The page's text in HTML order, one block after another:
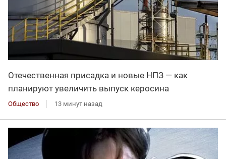
Отечественная присадка и новые НПЗ — как
планируют увеличить выпуск керосина
Общество 13 минут назад